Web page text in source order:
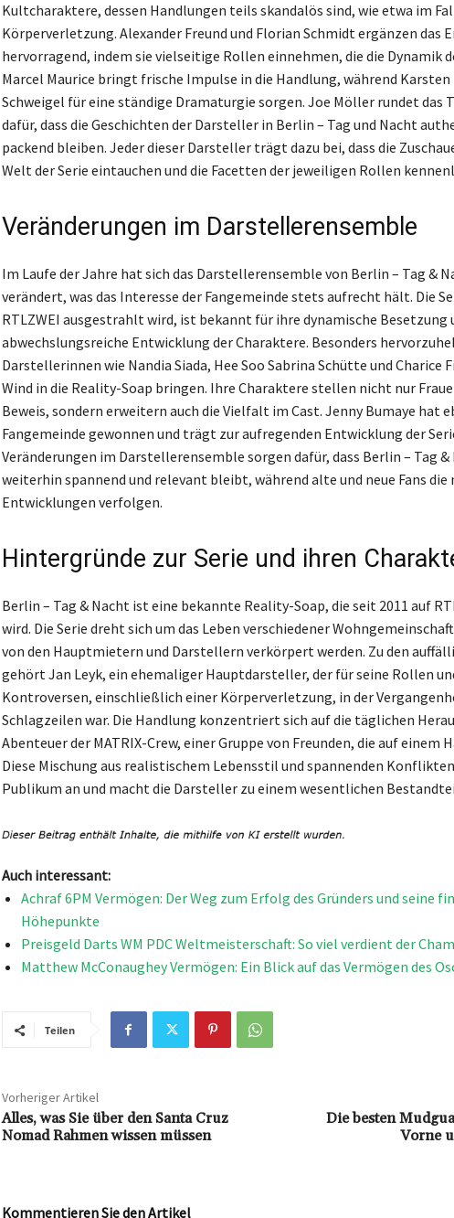
Kultcharaktere, dessen Handlungen teils skandalös sind, wie etwa im
Körperverletzung. Alexander Freund und Florian Schmidt ergänzen das
hervorragend, indem sie vielseitige Rollen einnehmen, die die Dynamik
Marcel Maurice bringt frische Impulse in die Handlung, während Karsten
Schweigel für eine ständige Dramaturgie sorgen. Joe Möller rundet das
dafür, dass die Geschichten der Darsteller in Berlin – Tag und Nacht
packend bleiben. Jeder dieser Darsteller trägt dazu bei, dass die
Welt der Serie eintauchen und die Facetten der jeweiligen Rollen
Veränderungen im Darstellerensemble
Im Laufe der Jahre hat sich das Darstellerensemble von Berlin – Tag &
verändert, was das Interesse der Fangemeinde stets aufrecht hält. Die
RTLZWEI ausgestrahlt wird, ist bekannt für ihre dynamische Besetzung
abwechslungsreiche Entwicklung der Charaktere. Besonders
Darstellerinnen wie Nandia Siada, Hee Soo Sabrina Schütte und Charice
Wind in die Reality-Soap bringen. Ihre Charaktere stellen nicht nur
Beweis, sondern erweitern auch die Vielfalt im Cast. Jenny Bumaye hat
Fangemeinde gewonnen und trägt zur aufregenden Entwicklung der
Veränderungen im Darstellerensemble sorgen dafür, dass Berlin – Tag &
weiterhin spannend und relevant bleibt, während alte und neue Fans die
Entwicklungen verfolgen.
Hintergründe zur Serie und ihren
Berlin – Tag & Nacht ist eine bekannte Reality-Soap, die seit 2011 auf
wird. Die Serie dreht sich um das Leben verschiedener
von den Hauptmietern und Darstellern verkörpert werden. Zu den
gehört Jan Leyk, ein ehemaliger Hauptdarsteller, der für seine Rollen
Kontroversen, einschließlich einer Körperverletzung, in der
Schlagzeilen war. Die Handlung konzentriert sich auf die täglichen
Abenteuer der MATRIX-Crew, einer Gruppe von Freunden, die auf einem
Diese Mischung aus realistischem Lebensstil und spannenden
Publikum an und macht die Darsteller zu einem wesentlichen
Auch interessant:
Achraf 6PM Vermögen: Der Weg zum Erfolg des Gründers und seine
Höhepunkte
Preisgeld Darts WM PDC Weltmeisterschaft: So viel verdient der
Matthew McConaughey Vermögen: Ein Blick auf das Vermögen des
Teilen
Vorheriger Artikel
Alles, was Sie über den Santa Cruz
Nomad Rahmen wissen müssen
Die besten
Vorne
Kommentieren Sie den Artikel